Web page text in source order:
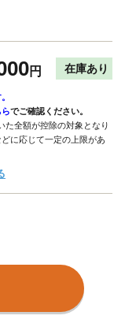
円 在庫あり
らでご確認ください。
た全額が控除の対象となり
に応じて一定の上限があ